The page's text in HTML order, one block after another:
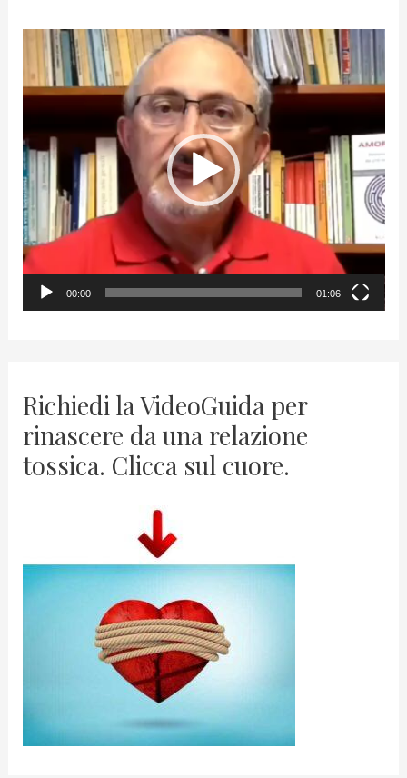
d
o
P
l
a
y
00:00 01:06
Richiedi la VideoGuida per
rinascere da una relazione
tossica. Clicca sul cuore.